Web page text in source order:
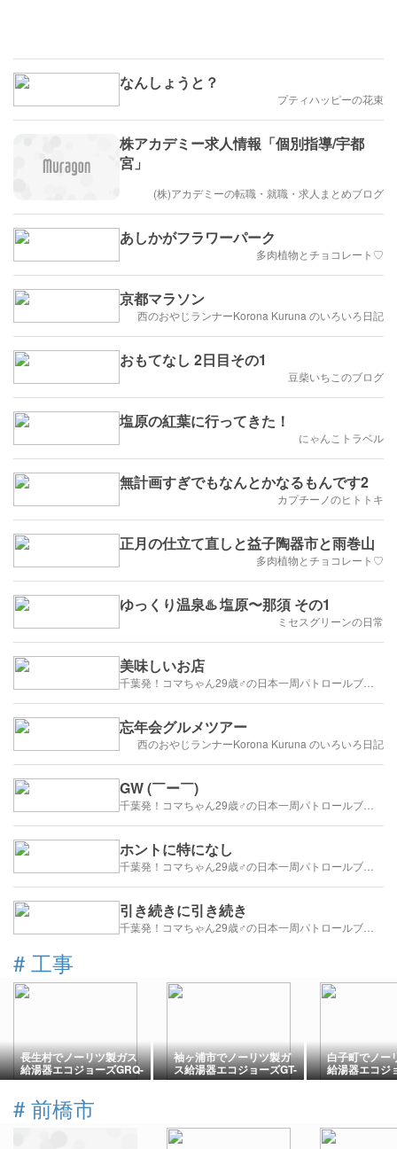
なんしょうと？
プティハッピーの花束
株アカデミー求人情報「個別指導/宇都
宮」
(株)アカデミーの転職・就職・求人まとめブログ
あしかがフラワーパーク
多肉植物とチョコレート♡
京都マラソン
西のおやじランナーKorona Kuruna のいろいろ日記
おもてなし 2日目その1
豆柴いちこのブログ
塩原の紅葉に行ってきた！
にゃんこトラベル
無計画すぎでもなんとかなるもんです2
カプチーノのヒトトキ
正月の仕立て直しと益子陶器市と雨巻山
多肉植物とチョコレート♡
ゆっくり温泉♨️ 塩原〜那須 その1
ミセスグリーンの日常
美味しいお店
忘年会グルメツアー
西のおやじランナーKorona Kuruna のいろいろ日記
GW (￣ー￣)
ホントに特になし
引き続きに引き続き
# 工事
長生村でノーリツ製ガス
給湯器エコジョーズGRQ-
C1672SA-1へ取替
袖ヶ浦市でノーリツ製ガ
ス給湯器エコジョーズGT-
C2072SAW-1へ取替
白子町でノー
給湯器エコジ
C2072SAW-1
# 前橋市